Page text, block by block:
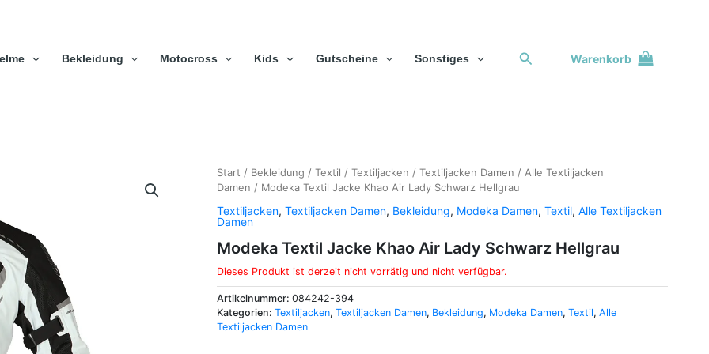
Bekleidung Motocross Kids Gutscheine Sonstiges SuchenWarenkorb
Start / Bekleidung / Textil / Textiljacken / Textiljacken Damen / Alle Textiljacken
Damen / Modeka Textil Jacke Khao Air Lady Schwarz Hellgrau
Textiljacken, Textiljacken Damen, Bekleidung, Modeka Damen, Textil, Alle Textiljacken
Damen
Modeka Textil Jacke Khao Air Lady Schwarz Hellgrau
Dieses Produkt ist derzeit nicht vorrätig und nicht verfügbar.
Artikelnummer: 084242-394
Kategorien: Textiljacken, Textiljacken Damen, Bekleidung, Modeka Damen, Textil, Alle
Textiljacken Damen